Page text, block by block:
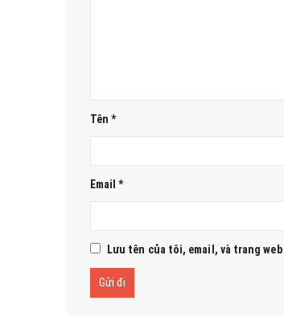
Tên*
Email*
Lưu tên của tôi, email, và trang